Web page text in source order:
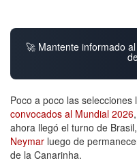
🚀 Mantente informado
Poco a poco las
convocados al Mundial 2026
ahora llegó el turno de
Neymar luego de
de la Canarinha.